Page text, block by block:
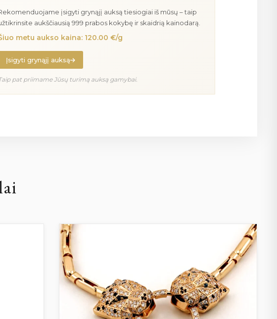
įsigyti grynąjį auksą tiesiogiai iš mūsų – taip
aukščiausią 999 prabos kokybę ir skaidrią kainodarą.
metu aukso kaina: 120.00 €/g
Įsigyti grynąjį auksą
pat priimame Jūsų turimą auksą gamybai.